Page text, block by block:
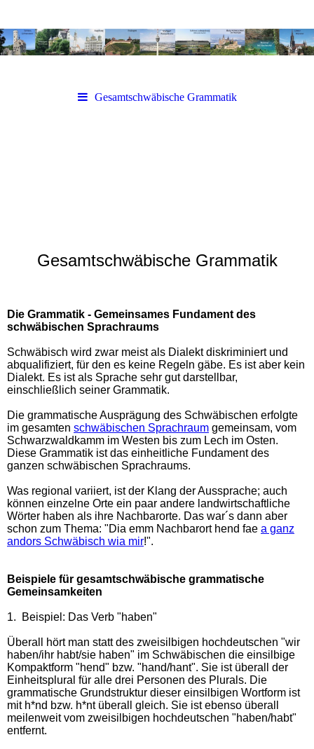
Gesamtschwäbische Grammatik
Gesamtschwäbische Grammatik
Die Grammatik - Gemeinsames Fundament des
schwäbischen Sprachraums
Schwäbisch wird zwar meist als Dialekt diskriminiert und
abqualifiziert, für den es keine Regeln gäbe. Es ist aber kein
Dialekt. Es ist als Sprache sehr gut darstellbar,
einschließlich seiner Grammatik.
Die grammatische Ausprägung des Schwäbischen erfolgte
im gesamten schwäbischen Sprachraum gemeinsam, vom
Schwarzwaldkamm im Westen bis zum Lech im Osten.
Diese Grammatik ist das einheitliche Fundament des
ganzen schwäbischen Sprachraums.
Was regional variiert, ist der Klang der Aussprache; auch
können einzelne Orte ein paar andere landwirtschaftliche
Wörter haben als ihre Nachbarorte. Das war´s dann aber
schon zum Thema: "Dia emm Nachbarort hend fae a ganz
andors Schwäbisch wia mir!".
Beispiele für gesamtschwäbische grammatische
Gemeinsamkeiten
1. Beispiel: Das Verb "haben"
Überall hört man statt des zweisilbigen hochdeutschen "wir
haben/ihr habt/sie haben" im Schwäbischen die einsilbige
Kompaktform "hend" bzw. "hand/hant". Sie ist überall der
Einheitsplural für alle drei Personen des Plurals. Die
grammatische Grundstruktur dieser einsilbigen Wortform ist
mit h*nd bzw. h*nt überall gleich. Sie ist ebenso überall
meilenweit vom zweisilbigen hochdeutschen "haben/habt"
entfernt.